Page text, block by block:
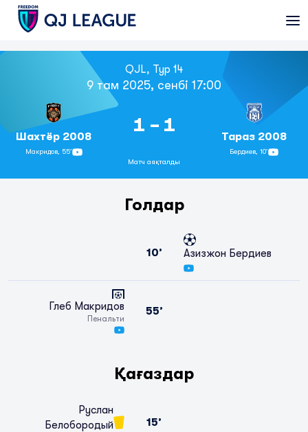
QJL, Тур 14
9 там 2025, сенбі 17:00
Шахтёр 2008
Макридов, 55’
1 - 1
Матч аяқталды
Тараз 2008
Бердиев,10’
Голдар
10’ Азизжон Бердиев
Пенальти
Глеб Макридов 55’
Қағаздар
Руслан
Белобородый
15’